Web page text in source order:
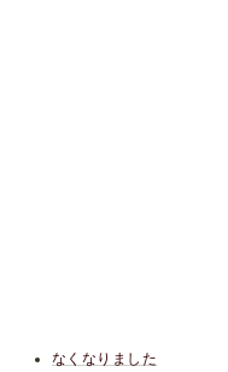
なくなりました